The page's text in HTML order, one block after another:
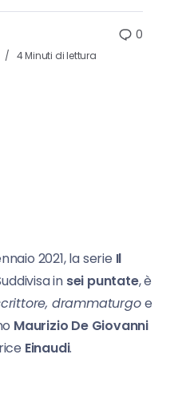
4 Minuti di lettura
0
2021, la serie Il
in sei puntate, è
drammaturgoe
Maurizio De Giovanni
Einaudi.